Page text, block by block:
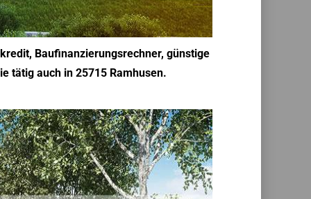
Baufinanzierungsrechner, günstige
tätig auch in 25715 Ramhusen.